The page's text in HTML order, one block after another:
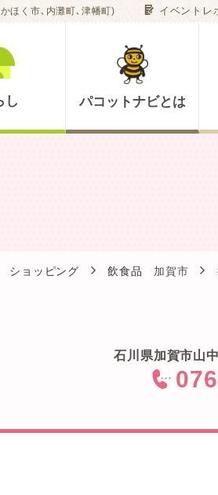
ほく市､内灘町､津幡町) G イベントレ
し パコットナビとは
ショッピング 飲食品 加賀市
石川県加賀市山
<